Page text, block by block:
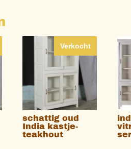
Verkocht
schattig oud
India kastje-
teakhout